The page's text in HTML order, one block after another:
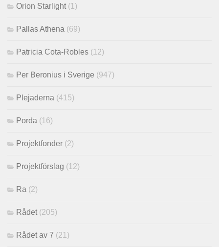
Orion Starlight (1)
Pallas Athena (69)
Patricia Cota-Robles (12)
Per Beronius i Sverige (947)
Plejaderna (415)
Porda (16)
Projektfonder (2)
Projektförslag (12)
Ra (2)
Rådet (205)
Rådet av 7 (21)